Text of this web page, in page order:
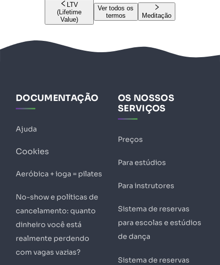
LTV
(Lifetime
Value)
Ver todos os
termos
Meditação
DOCUMENTAÇÃO
Ajuda
Cookies
Aeróbica + ioga = pilates
No-show e políticas de
cancelamento: quanto
dinheiro você está
realmente perdendo
com vagas vazias?
OS NOSSOS
SERVIÇOS
Preços
Para estúdios
Para instrutores
Sistema de reservas
para escolas e estúdios
de dança
Sistema de reservas